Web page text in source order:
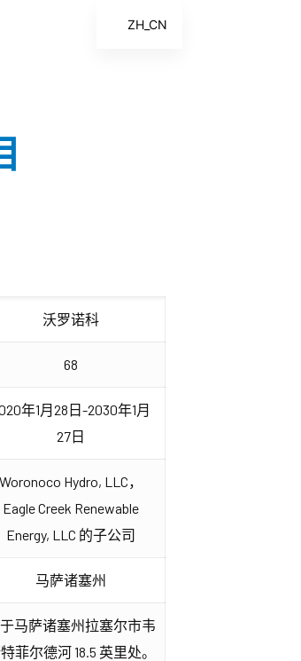
沃罗诺科
68
年1月28日-2030年1月
27日
Woronoco Hydro, LLC，
Eagle Creek Renewable
Energy, LLC 的子公司
马萨诸塞州
马萨诸塞州拉塞尔市韦
菲尔德河 18.5 英里处。
ZH_CN